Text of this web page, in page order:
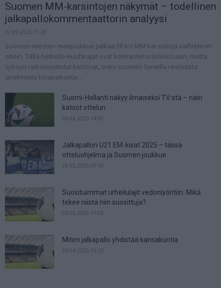
Suomen MM-karsintojen näkymät – todellinen
jalkapallokommentaattorin analyysi
22.09.2025 11:20
Suomen miesten maajoukkue jatkaa FIFA:n MM-karsintoja vaihtelevin
ottein. Tällä hetkellä Huuhkajat ovat kolmantena lohkossaan, mutta
syksyn ratkaisuottelut kertovat, onko suomen faneilla realistista
unelmoida kisapaikasta....
Suomi-Hollanti näkyy ilmaiseksi TV:stä – näin
katsot ottelun
06.06.2025 14:00
Jalkapallon U21 EM-kisat 2025 – tässä
otteluohjelma ja Suomen joukkue
18.05.2025 09:10
Suosituimmat urheilulajit vedonlyöntiin: Mikä
tekee niistä niin suosittuja?
05.05.2025 11:03
Miten jalkapallo yhdistää kansakuntia
25.04.2025 15:57